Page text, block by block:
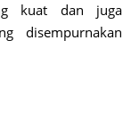
kuat dan juga
disempurnakan